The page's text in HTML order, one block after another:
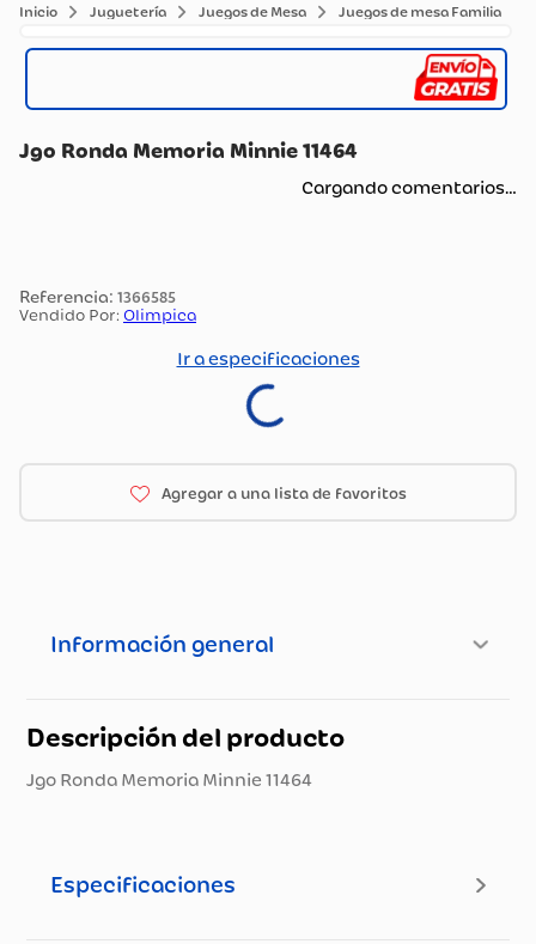
Juguetería Juegos de Mesa Juegos de mesa Familia
Jgo Ronda Memoria Minnie 11464
Cargando comentarios…
: 1366585
Vendido Por: Olimpica
Ir a especificaciones
Información general
Descripción del producto
Jgo Ronda Memoria Minnie 11464
Especificaciones